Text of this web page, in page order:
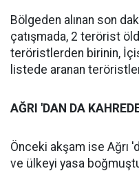
Bölgeden alınan son
çatışmada, 2 terörist
teröristlerden birinin,
listede aranan
AĞRI 'DAN DA
Önceki akşam ise Ağrı
ve ülkeyi yasa